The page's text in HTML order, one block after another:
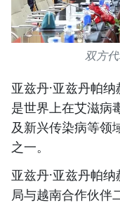
双方
亚兹丹·亚兹丹帕
是世界上在艾滋病
及新兴传染病等领
之一。
亚兹丹·亚兹丹帕
局与越南合作伙伴